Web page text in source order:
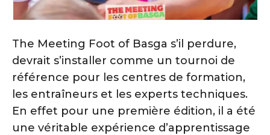
The Meeting Foot of Basga s’il perdure,
devrait s’installer comme un tournoi de
référence pour les centres de formation,
les entraîneurs et les experts techniques.
En effet pour une première édition, il a été
une véritable expérience d’apprentissage